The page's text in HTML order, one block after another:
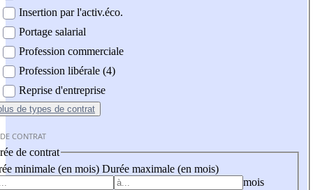
Insertion par l'activ.éco.
Portage salarial
Profession commerciale
Profession libérale (4)
Reprise d'entreprise
de types de contrat
CONTRAT
de contrat
minimale (en mois) Durée maximale (en mois)
mois